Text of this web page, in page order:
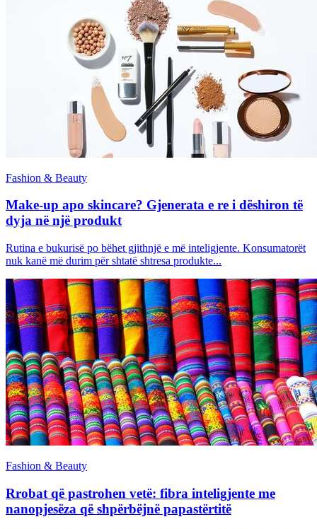
Fashion & Beauty
Make-up apo skincare? Gjenerata e re i dëshiron të
dyja në një produkt
Rutina e bukurisë po bëhet gjithnjë e më inteligjente. Konsumatorët
nuk kanë më durim për shtatë shtresa produkte...
Fashion & Beauty
Rrobat që pastrohen vetë: fibra inteligjente me
nanopjesëza që shpërbëjnë papastërtitë